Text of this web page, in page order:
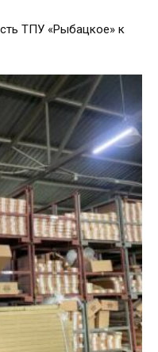
ТПУ «Рыбацкое» к